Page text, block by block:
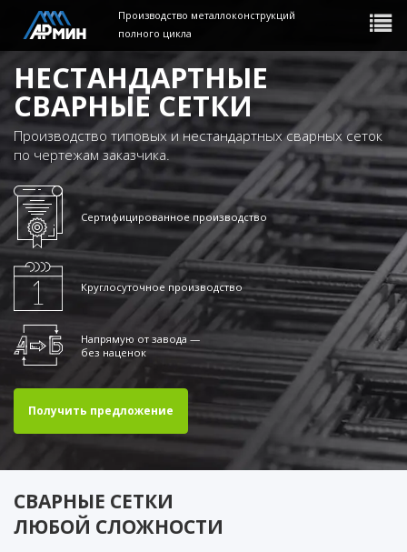
Toggle
Производство металлоконструкций
полного цикла
НЕСТАНДАРТНЫЕ
CВАРНЫЕ СЕТКИ
Производство типовых и нестандартных сварных сеток
по чертежам заказчика.
Сертифицированное производство
Круглосуточное производство
Напрямую от завода —
без наценок
Получить предложение
СВАРНЫЕ СЕТКИ
ЛЮБОЙ СЛОЖНОСТИ